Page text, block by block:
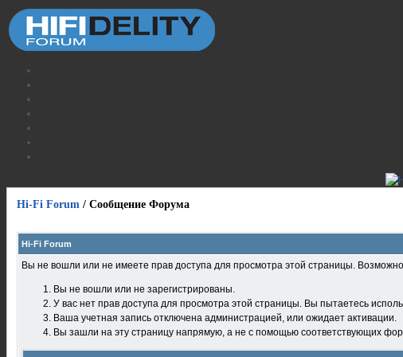
Hi-Fi Forum / Сообщение Форума
Hi-Fi Forum
Вы не вошли или не имеете прав доступа для просмотра этой страницы.
Вы не вошли или не зарегистрированы.
У вас нет прав доступа для просмотра этой страницы. Вы пытаетесь
Ваша учетная запись отключена администрацией, или ожидает активации.
Вы зашли на эту страницу напрямую, а не с помощью соответствующих